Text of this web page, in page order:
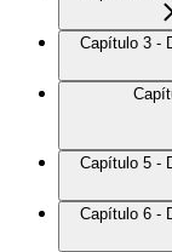
Capítulo 3 -
Capítulo 5 -
Capítulo 6 -